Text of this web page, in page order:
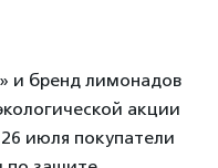
и бренд лимонадов
акции
июля покупатели